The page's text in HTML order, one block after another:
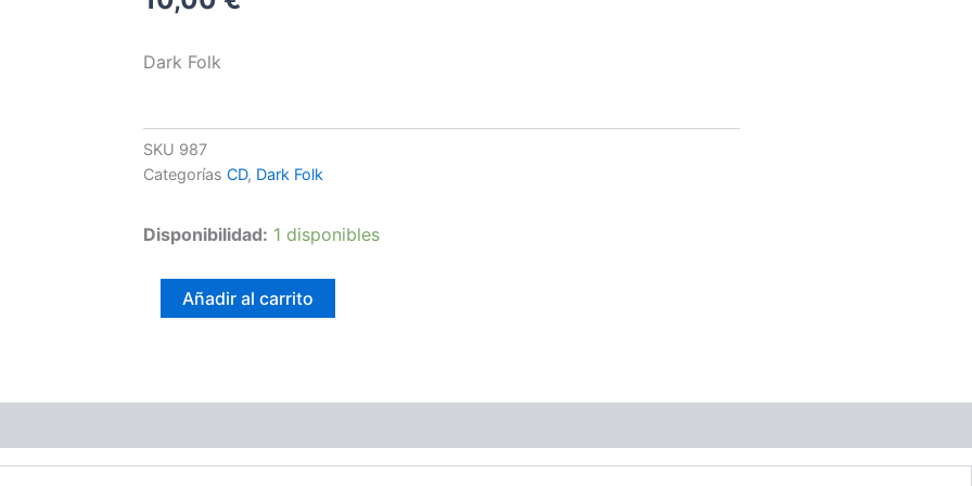
Dark Folk
SKU 987
Categorías CD, Dark Folk
Disponibilidad: 1 disponibles
Zlye
Kukly
Strange
Tomorrow
Añadir al carrito